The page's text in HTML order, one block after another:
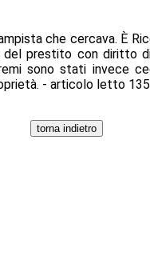
che cercava. È
del prestito con diritto
sono stati invece
- articolo letto